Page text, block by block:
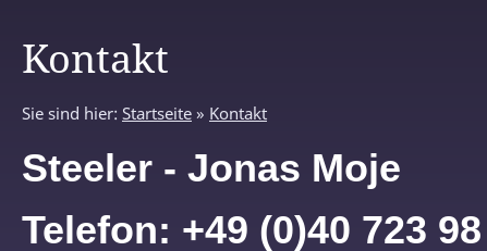
Kontakt
Sie sind hier: Startseite » Kontakt
Steeler - Jonas Moje
Telefon: +49 (0)40 723